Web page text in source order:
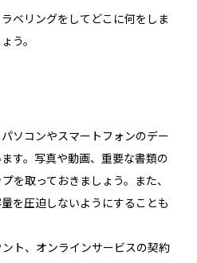
ベリングをしてどこに何をしま
う。
ソコンやスマートフォンのデー
す。写真や動画、重要な書類の
を取っておきましょう。また、
を圧迫しないようにすることも
ト、オンラインサービスの契約